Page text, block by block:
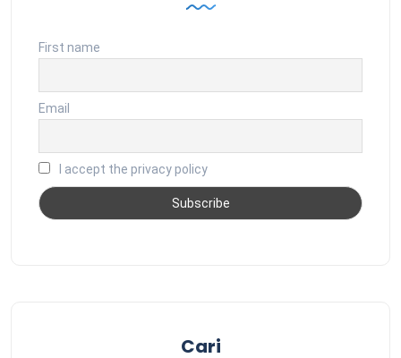
First name
Email
I accept the privacy policy
Cari